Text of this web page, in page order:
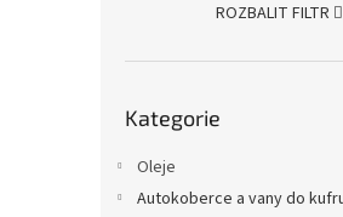
ROZBALIT FILTR
kategorie
Kategorie
Oleje
Autokoberce a vany do